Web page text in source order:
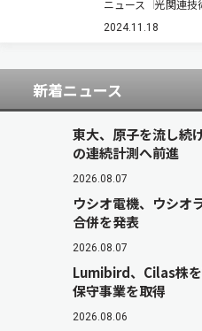
ラ」の販売を開
ジ）。 この製品
ニュース 光関連技
2024.11.18
新着ニュース
東大、原子を流し続
の連続計測へ前進
2026.08.07
ウシオ電機、ウシオ
合併を発表
2026.08.07
Lumibird、Cilas株
保守事業を取得
2026.08.06